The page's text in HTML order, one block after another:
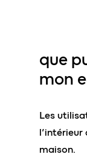
que
mon
Les
l’intérieur
maison.